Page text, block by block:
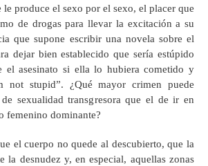
le produce el sexo por el sexo, el placer que
de drogas para llevar la excitación a su
que supone escribir una novela sobre el
dejar bien establecido que sería estúpido
el asesinato si ella lo hubiera cometido y
not stupid”. ¿Qué mayor crimen puede
sexualidad transgresora que el de ir en
femenino dominante?
el cuerpo no quede al descubierto, que la
la desnudez y, en especial, aquellas zonas